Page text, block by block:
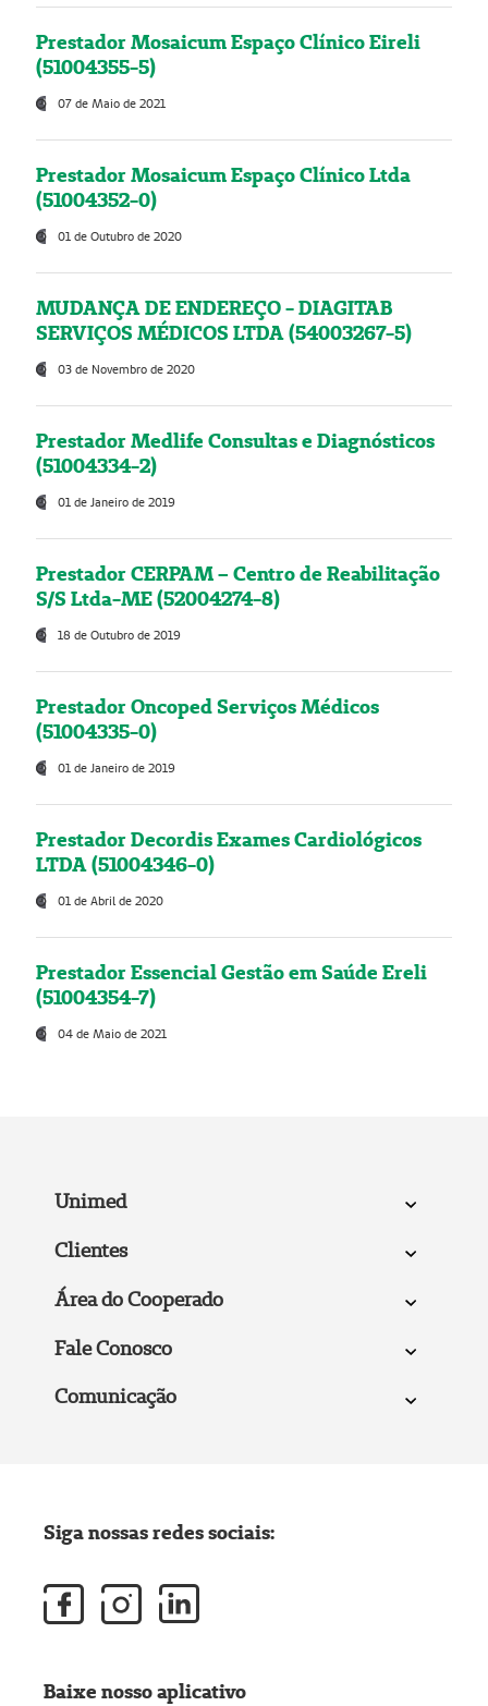
Prestador Mosaicum Espaço Clínico Eireli
(51004355-5)
07 de Maio de 2021
Prestador Mosaicum Espaço Clínico Ltda
(51004352-0)
01 de Outubro de 2020
MUDANÇA DE ENDEREÇO - DIAGITAB
SERVIÇOS MÉDICOS LTDA (54003267-5)
03 de Novembro de 2020
Prestador Medlife Consultas e Diagnósticos
(51004334-2)
01 de Janeiro de 2019
Prestador CERPAM – Centro de Reabilitação
S/S Ltda-ME (52004274-8)
18 de Outubro de 2019
Prestador Oncoped Serviços Médicos
(51004335-0)
01 de Janeiro de 2019
Prestador Decordis Exames Cardiológicos
LTDA (51004346-0)
01 de Abril de 2020
Prestador Essencial Gestão em Saúde Ereli
(51004354-7)
04 de Maio de 2021
Unimed
Clientes
Área do Cooperado
Fale Conosco
Comunicação
Siga nossas redes sociais:
Baixe nosso aplicativo